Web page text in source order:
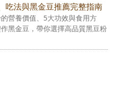
吃法與黑金豆推薦完整指南
營養價值、5大功效與食用方
黑金豆，帶你選擇高品質黑豆粉